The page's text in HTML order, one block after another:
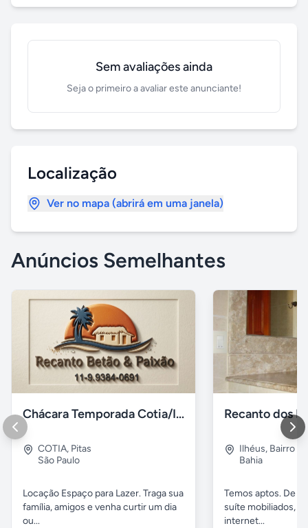
Sem avaliações ainda
Seja o primeiro a avaliar este anunciante!
Localização
Ver no mapa (abrirá em uma janela)
Anúncios Semelhantes
Chácara Temporada Cotia/Itapevi
COTIA, Pitas
São Paulo
Locação Espaço para Lazer. Traga sua
família, amigos e venha curtir um dia
ou...
Recanto dos
Ilhéus, Bairro
Bahia
Temos aptos. De
suíte mobiliados,
internet...